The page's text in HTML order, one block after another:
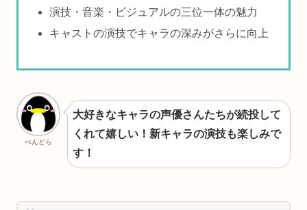
演技・音楽・ビジュアルの三位一体の魅力
キャストの演技でキャラの深みがさらに向上
ぺんどら
大好きなキャラの声優さんたちが続投して
くれて嬉しい！新キャラの演技も楽しみで
す！